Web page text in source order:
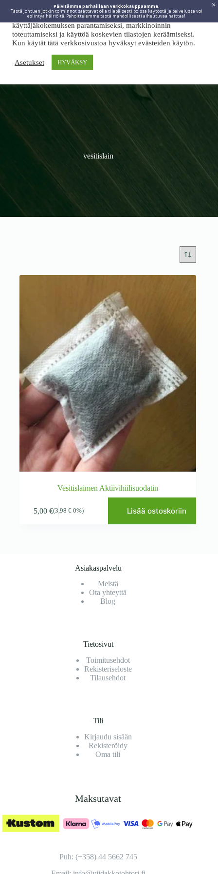
Päivitämme parhaillaan verkkokauppaamme.
Tästä johtuen jotkin toiminnot saattavat olla tilapäisesti poissa käytöstä ja palvelussa voi
esiintyä häiriöitä. Pahoittelemme tästä mahdollisesti aiheutuvaa haittaa!
vesitislain
Vesitislaimen Aktiivihiilisuodatin
5,00€(3,98€ 0%) Lisää ostoskoriin
Asiakaspalvelu
Meistä
Ota yhteyttä
Blog
Tietosivut
Toimitusehdot
Rekisteriseloste
Tilausehdot
Tili
Kirjaudu sisään
Rekisteröidy
Oma tili
Maksutavat
Puh: (+358) 44 5662 745
Viidakkotohtori.fi käyttää internetpalveluissaan evästeitä
käyttäjäkokemuksen parantamiseksi, markkinoinnin
toteuttamiseksi ja käyttöä koskevien tilastojen keräämiseksi.
Kun käytät tätä verkkosivustoa hyväksyt evästeiden käytön.
Asetukset HYVÄKSY